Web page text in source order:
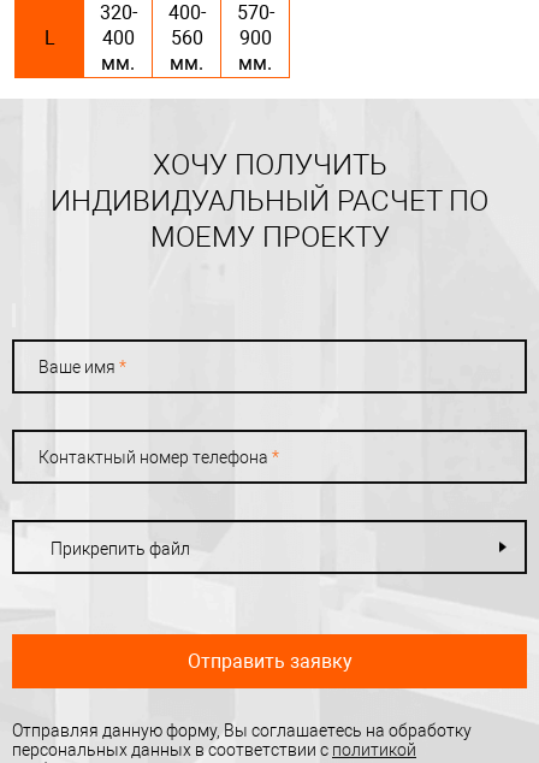
L
320-
400
мм.
400-
560
мм.
570-
900
мм.
ХОЧУ ПОЛУЧИТЬ
ИНДИВИДУАЛЬНЫЙ РАСЧЕТ ПО
МОЕМУ ПРОЕКТУ
Ваше имя *
Контактный номер телефона *
Прикрепить файл
Отправить заявку
Отправляя данную форму, Вы соглашаетесь на обработку
персональных данных в соответствии с политикой